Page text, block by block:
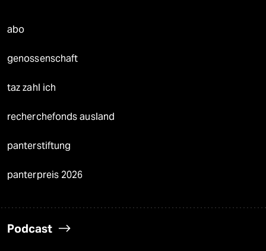
abo
genossenschaft
taz zahl ich
recherchefonds ausland
panterstiftung
panterpreis 2026
Podcast